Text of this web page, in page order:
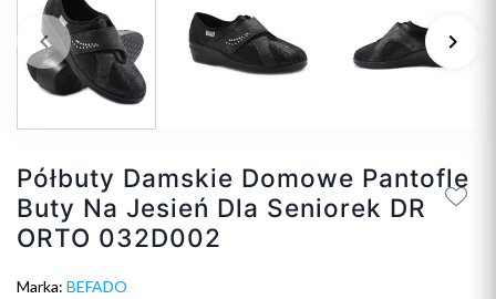
Poprzedni
keyboard_arrow_left keyboard_arrow_right
Półbuty Damskie Domowe Pantofle
Buty Na Jesień Dla Seniorek DR
ORTO 032D002
Marka: BEFADO